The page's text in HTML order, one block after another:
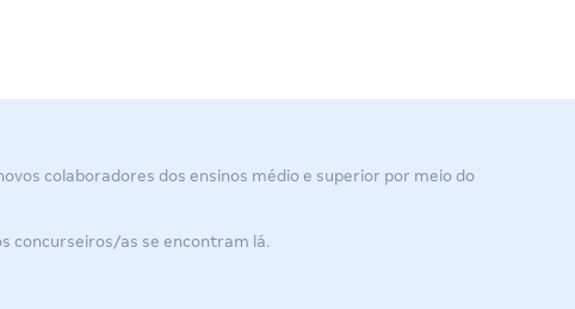
colaboradores dos ensinos médio e superior por meio do
concurseiros/as se encontram lá.